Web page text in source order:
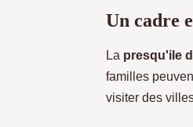
Un cadre
La presqu'ile
familles
visiter des